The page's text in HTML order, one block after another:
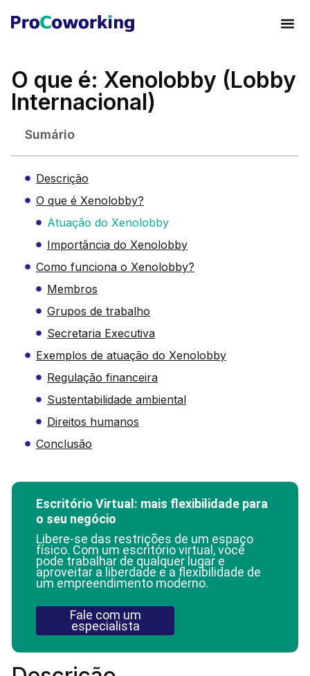
O que é: Xenolobby (Lobby
Internacional)
Sumário
Descrição
O que é Xenolobby?
Atuação do Xenolobby
Importância do Xenolobby
Como funciona o Xenolobby?
Membros
Grupos de trabalho
Secretaria Executiva
Exemplos de atuação do Xenolobby
Regulação financeira
Sustentabilidade ambiental
Direitos humanos
Conclusão
Escritório Virtual: mais flexibilidade para
o seu negócio
Libere-se das restrições de um espaço
físico. Com um escritório virtual, você
pode trabalhar de qualquer lugar e
aproveitar a liberdade e a flexibilidade de
um empreendimento moderno.
Fale com um
especialista